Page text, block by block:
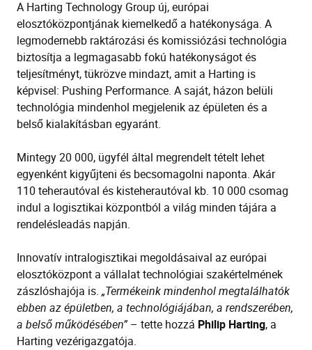
A Harting Technology Group új, európai
elosztóközpontjának kiemelkedő a hatékonysága. A
legmodernebb raktározási és komissiózási technológia
biztosítja a legmagasabb fokú hatékonyságot és
teljesítményt, tükrözve mindazt, amit a Harting is
képvisel: Pushing Performance. A saját, házon belüli
technológia mindenhol megjelenik az épületen és a
belső kialakításban egyaránt.
Mintegy 20 000, ügyfél által megrendelt tételt lehet
egyenként kigyűjteni és becsomagolni naponta. Akár
110 teherautóval és kisteherautóval kb. 10 000 csomag
indul a logisztikai központból a világ minden tájára a
rendelésleadás napján.
Innovatív intralogisztikai megoldásaival az európai
elosztóközpont a vállalat technológiai szakértelmének
zászlóshajója is.„Termékeink mindenhol megtalálhatók
ebben az épületben, a technológiájában, a rendszerében,
a belső működésében” – tette hozzá Philip Harting, a
Harting vezérigazgatója.